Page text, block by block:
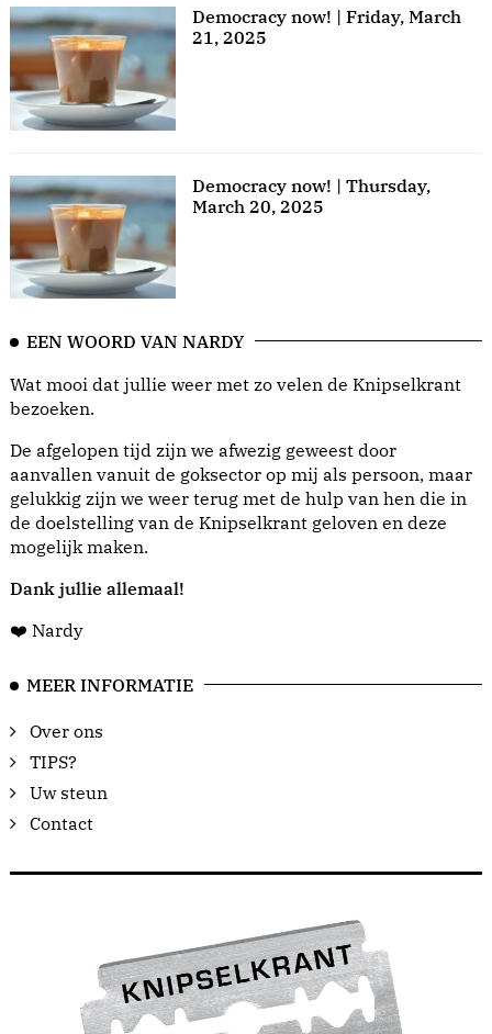
Democracy now! | Friday, March
21, 2025
Democracy now! | Thursday,
March 20, 2025
EEN WOORD VAN NARDY
Wat mooi dat jullie weer met zo velen de Knipselkrant
bezoeken.
De afgelopen tijd zijn we afwezig geweest door
aanvallen vanuit de goksector op mij als persoon, maar
gelukkig zijn we weer terug met de hulp van hen die in
de doelstelling van de Knipselkrant geloven en deze
mogelijk maken.
Dank jullie allemaal!
❤️ Nardy
MEER INFORMATIE
Over ons
TIPS?
Uw steun
Contact